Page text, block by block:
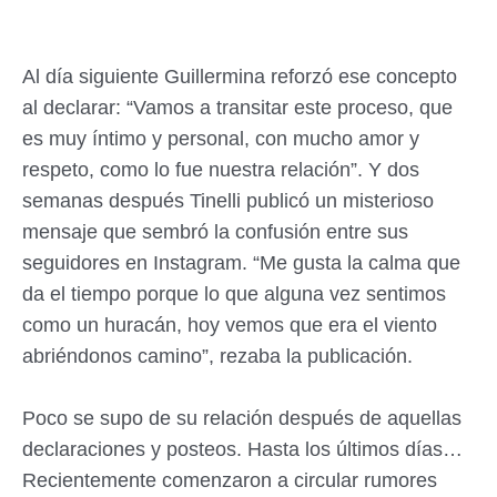
Al día siguiente Guillermina reforzó ese concepto
al declarar: “Vamos a transitar este proceso, que
es muy íntimo y personal, con mucho amor y
respeto, como lo fue nuestra relación”. Y dos
semanas después Tinelli publicó un misterioso
mensaje que sembró la confusión entre sus
seguidores en Instagram. “Me gusta la calma que
da el tiempo porque lo que alguna vez sentimos
como un huracán, hoy vemos que era el viento
abriéndonos camino”, rezaba la publicación.
Poco se supo de su relación después de aquellas
declaraciones y posteos. Hasta los últimos días…
Recientemente comenzaron a circular rumores